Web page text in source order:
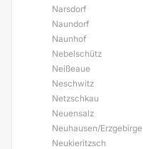
Narsdorf
Naundorf
Naunhof
Nebelschütz
Neißeaue
Neschwitz
Netzschkau
Neuensalz
Neuhausen/Erzgebirge
Neukieritzsch